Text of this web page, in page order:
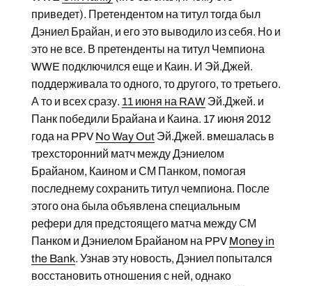
приведет). Претендентом на титул тогда был
Дэниел Брайан, и его это выводило из себя. Но и
это не все. В претенденты на титул Чемпиона
WWE подключился еще и Каин. И Эй.Джей.
поддерживала то одного, то другого, то третьего.
А то и всех сразу. 11 июня на RAWЭй.Джей. и
Панк победили Брайана и Каина. 17 июня 2012
года на PPV No Way OutЭй.Джей. вмешалась в
трехсторонний матч между Дэниелом
Брайаном, Каином и СМ Панком, помогая
последнему сохранить титул чемпиона. После
этого она была объявлена специальным
рефери для предстоящего матча между СМ
Панком и Дэниелом Брайаном на PPV Money in
the Bank. Узнав эту новость, Дэниел попытался
восстановить отношения с ней, однако